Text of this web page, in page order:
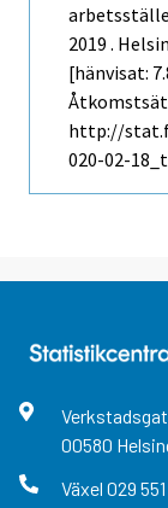
2019 .
[hänvisat:
http://
020-02-
00580
Växel 029